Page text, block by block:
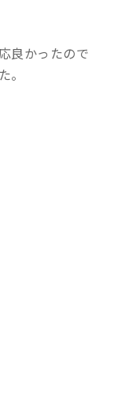
良かったので